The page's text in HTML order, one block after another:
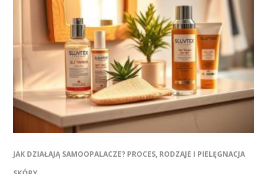
JAK DZIAŁAJĄ SAMOOPALACZE? PROCES, RODZAJE I PIELĘGNACJA